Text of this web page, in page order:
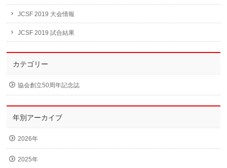
JCSF 2019 大会情報
JCSF 2019 試合結果
カテゴリー
協会創立50周年記念誌
年別アーカイブ
2026年
2025年